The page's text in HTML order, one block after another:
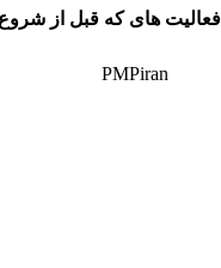
فعالیت های که قبل از شروع
PMPiran